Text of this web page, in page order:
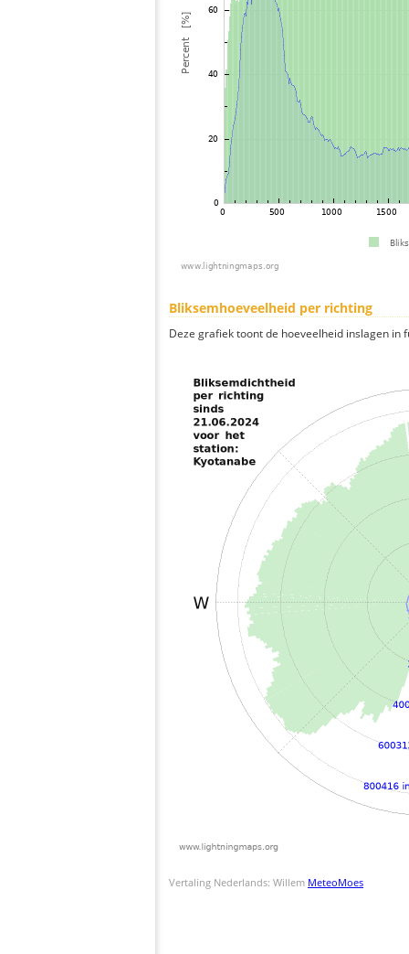
Bliksemhoeveelheid per richting
Deze grafiek toont de hoeveelheid inslagen
Vertaling Nederlands: Willem MeteoMoes